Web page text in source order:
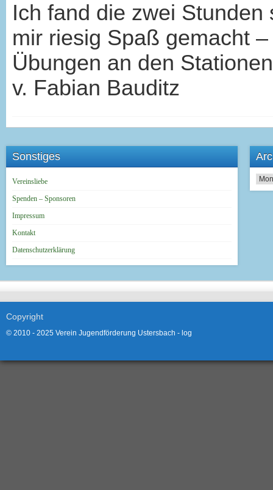
Ich fand die zwei
mir riesig Spaß gemacht
Übungen an den
v. Fabian Bauditz
Sonstiges
Vereinsliebe
Spenden – Sponsoren
Impressum
Kontakt
Datenschutzerklärung
Copyright
© 2010 - 2025 Verein Jugendförderung Ustersbach - log